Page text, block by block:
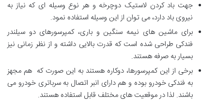
جهت باد کردن لاستیک دوچرخه و هر نوع وسیله ای که نیاز به
نیروی باد دارد، می توان از این وسیله استفاده نمود.
برای ماشین های نیمه سنگین و باری، کمپرسورهای دو سیلندر
فندکی طراحی شده است که قدرت بالایی داشته و از نظر زمانی نیز
بسیار به صرفه هستند.
برخی از این کمپرسورها، دوکاره هستند به این صورت که هم مجهز
به فندکی خودرو بوده و هم دارای انبر اتصال به سرباتری خودرو می
باشند. لذا در موقعیت های مختلف قابل استفاده هستند.